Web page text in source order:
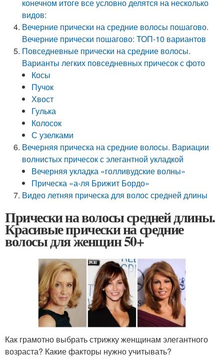
конечном итоге все условно делятся на несколько
видов:
Вечерние прически на средние волосы пошагово.
Вечерние прически пошагово: ТОП-10 вариантов
Повседневные прически на средние волосы.
Варианты легких повседневных причесок с фото
Косы
Пучок
Хвост
Гулька
Колосок
С­ узелками
Вечерняя прическа на средние волосы. Вариации
волнистых причесок с элегантной укладкой
Вечерняя укладка «голливудские волны»
Прическа «а-ля Брижит Бордо»
Видео летняя прическа для волос средней длины
Прически на волосы средней длины.
Красивые прически на средние
волосы для женщин 50+
Как грамотно выбрать стрижку женщинам элегантного
возраста? Какие факторы нужно учитывать?